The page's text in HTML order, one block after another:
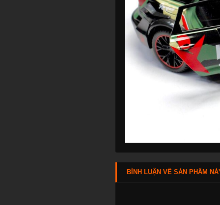
BÌNH LUẬN VỀ SẢN PHẨM